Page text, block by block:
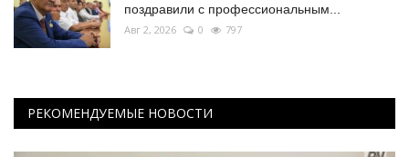
поздравили с профессиональным...
Авг 2, 2026 0 797
РЕКОМЕНДУЕМЫЕ НОВОСТИ